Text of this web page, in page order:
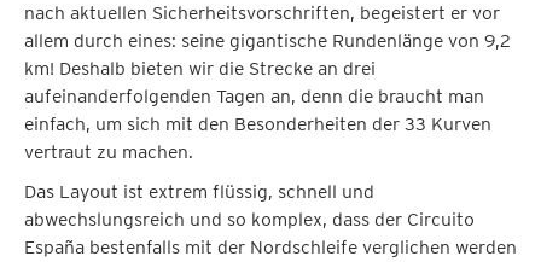
nach aktuellen Sicherheitsvorschriften, begeistert er vor
allem durch eines: seine gigantische Rundenlänge von 9,2
km! Deshalb bieten wir die Strecke an drei
aufeinanderfolgenden Tagen an, denn die braucht man
einfach, um sich mit den Besonderheiten der 33 Kurven
vertraut zu machen.
Das Layout ist extrem flüssig, schnell und
abwechslungsreich und so komplex, dass der Circuito
España bestenfalls mit der Nordschleife verglichen werden